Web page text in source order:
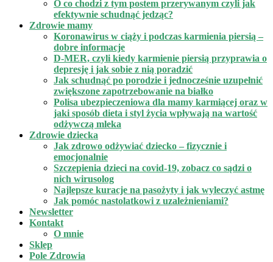
O co chodzi z tym postem przerywanym czyli jak
efektywnie schudnąć jedząc?
Zdrowie mamy
Koronawirus w ciąży i podczas karmienia piersią –
dobre informacje
D-MER, czyli kiedy karmienie piersią przyprawia o
depresję i jak sobie z nią poradzić
Jak schudnąć po porodzie i jednocześnie uzupełnić
zwiększone zapotrzebowanie na białko
Polisa ubezpieczeniowa dla mamy karmiącej oraz w
jaki sposób dieta i styl życia wpływają na wartość
odżywczą mleka
Zdrowie dziecka
Jak zdrowo odżywiać dziecko – fizycznie i
emocjonalnie
Szczepienia dzieci na covid-19, zobacz co sądzi o
nich wirusolog
Najlepsze kuracje na pasożyty i jak wyleczyć astmę
Jak pomóc nastolatkowi z uzależnieniami?
Newsletter
Kontakt
O mnie
Sklep
Pole Zdrowia